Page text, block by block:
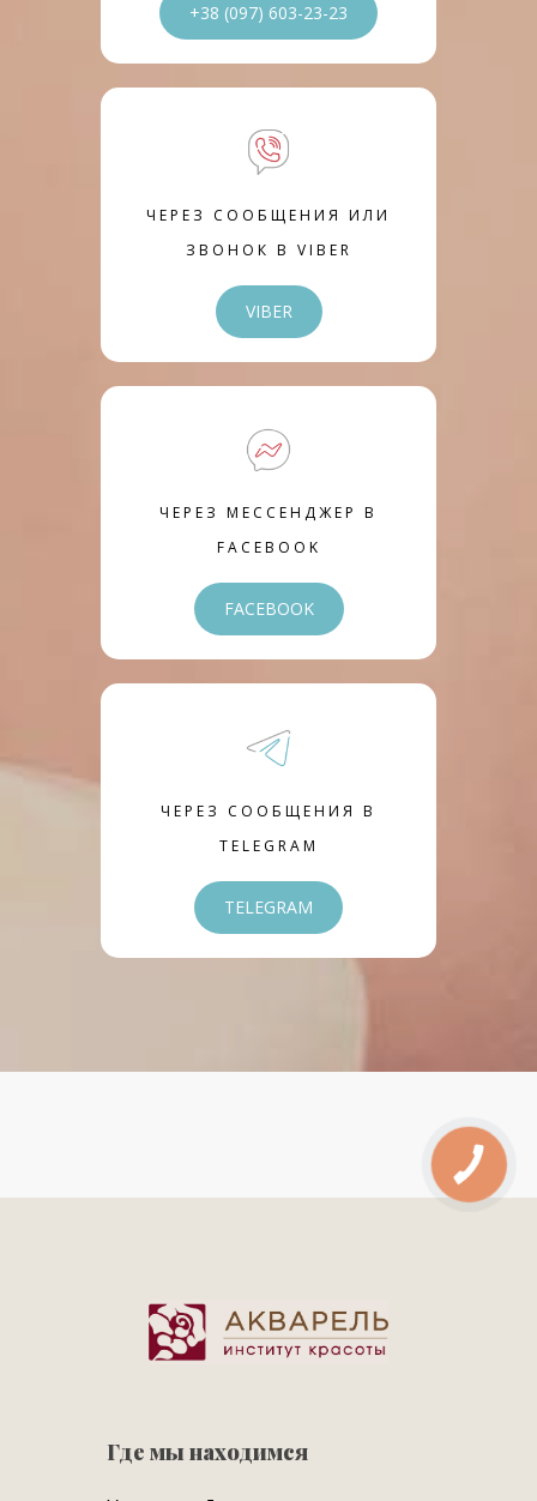
+38 (097) 603-23-23
ЧЕРЕЗ СООБЩЕНИЯ ИЛИ
ЗВОНОК В VIBER
VIBER
ЧЕРЕЗ МЕССЕНДЖЕР В
FACEBOOK
FACEBOOK
ЧЕРЕЗ СООБЩЕНИЯ В
TELEGRAM
TELEGRAM
Где мы находимся